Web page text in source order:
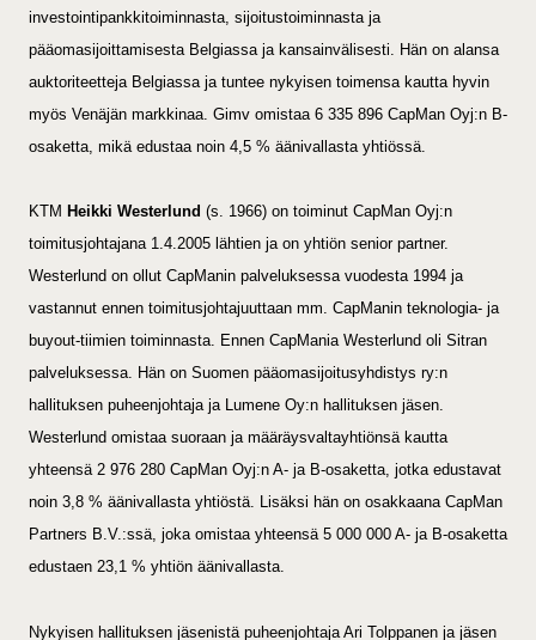
investointipankkitoiminnasta, sijoitustoiminnasta ja
pääomasijoittamisesta Belgiassa ja kansainvälisesti. Hän on alansa
auktoriteetteja Belgiassa ja tuntee nykyisen toimensa kautta hyvin
myös Venäjän markkinaa. Gimv omistaa 6 335 896 CapMan Oyj:n B-
osaketta, mikä edustaa noin 4,5 % äänivallasta yhtiössä.
KTM Heikki Westerlund (s. 1966) on toiminut CapMan Oyj:n
toimitusjohtajana 1.4.2005 lähtien ja on yhtiön senior partner.
Westerlund on ollut CapManin palveluksessa vuodesta 1994 ja
vastannut ennen toimitusjohtajuuttaan mm. CapManin teknologia- ja
buyout-tiimien toiminnasta. Ennen CapMania Westerlund oli Sitran
palveluksessa. Hän on Suomen pääomasijoitusyhdistys ry:n
hallituksen puheenjohtaja ja Lumene Oy:n hallituksen jäsen.
Westerlund omistaa suoraan ja määräysvaltayhtiönsä kautta
yhteensä 2 976 280 CapMan Oyj:n A- ja B-osaketta, jotka edustavat
noin 3,8 % äänivallasta yhtiöstä. Lisäksi hän on osakkaana CapMan
Partners B.V.:ssä, joka omistaa yhteensä 5 000 000 A- ja B-osaketta
edustaen 23,1 % yhtiön äänivallasta.
Nykyisen hallituksen jäsenistä puheenjohtaja Ari Tolppanen ja jäsen